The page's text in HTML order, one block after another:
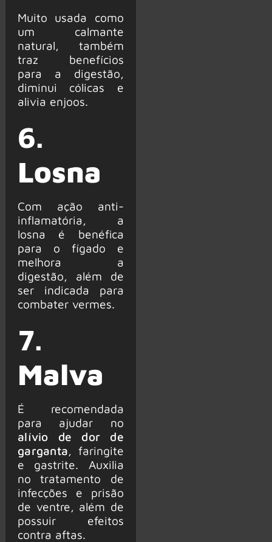
Muito usada como
um calmante
natural, também
traz benefícios
para a digestão,
diminui cólicas e
alivia enjoos.
6.
Losna
Com ação anti-
inflamatória, a
losna é benéfica
para o fígado e
melhora a
digestão, além de
ser indicada para
combater vermes.
7.
Malva
É recomendada
para ajudar no
alívio de dor de
garganta, faringite
e gastrite. Auxilia
no tratamento de
infecções e prisão
de ventre, além de
possuir efeitos
contra aftas.